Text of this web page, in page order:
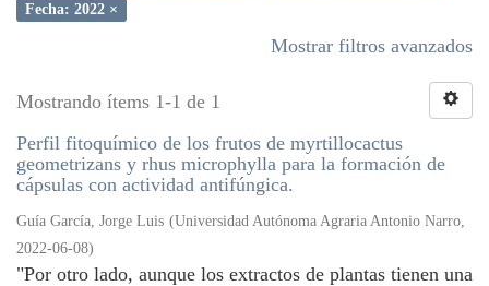
Fecha: 2022 ×
Mostrar filtros avanzados
Mostrando ítems 1-1 de 1
Perfil fitoquímico de los frutos de myrtillocactus
geometrizans y rhus microphylla para la formación de
cápsulas con actividad antifúngica.
Guía García, Jorge Luis (Universidad Autónoma Agraria Antonio Narro,
2022-06-08)
"Por otro lado, aunque los extractos de plantas tienen una